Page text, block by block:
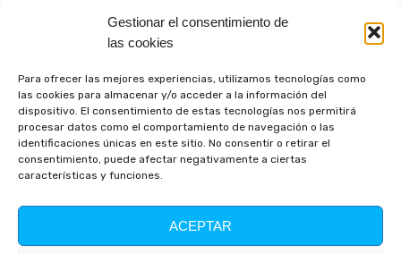
Gestionar el consentimiento de
las cookies
Para ofrecer las mejores experiencias, utilizamos tecnologías como
las cookies para almacenar y/o acceder a la información del
dispositivo. El consentimiento de estas tecnologías nos permitirá
procesar datos como el comportamiento de navegación o las
identificaciones únicas en este sitio. No consentir o retirar el
consentimiento, puede afectar negativamente a ciertas
características y funciones.
ACEPTAR
Calle Rio
28939,
Arroyomolinos.
Madrid
GRUPO
SAPIENTIAM
T
i
k
t
o
k
n
s
Y
o
u
t
u
Copyright 2024. Grupo Sapientiam